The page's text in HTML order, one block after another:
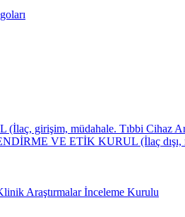
girişim, müdahale. Tıbbi Cihaz
VE ETİK KURUL (İlaç dışı,
Araştırmalar İnceleme Kurulu